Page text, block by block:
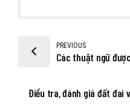
PREVIOUS
Các thuật ngữ
Điều tra, đánh giá đất đai